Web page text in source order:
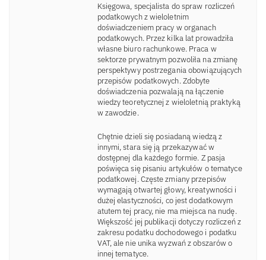
Księgowa, specjalista do spraw rozliczeń
podatkowych z wieloletnim
doświadczeniem pracy w organach
podatkowych. Przez kilka lat prowadziła
własne biuro rachunkowe. Praca w
sektorze prywatnym pozwoliła na zmianę
perspektywy postrzegania obowiązujących
przepisów podatkowych. Zdobyte
doświadczenia pozwalają na łączenie
wiedzy teoretycznej z wieloletnią praktyką
w zawodzie.
Chętnie dzieli się posiadaną wiedzą z
innymi, stara się ją przekazywać w
dostępnej dla każdego formie. Z pasja
poświęca się pisaniu artykułów o tematyce
podatkowej. Częste zmiany przepisów
wymagają otwartej głowy, kreatywności i
dużej elastyczności, co jest dodatkowym
atutem tej pracy, nie ma miejsca na nudę.
Większość jej publikacji dotyczy rozliczeń z
zakresu podatku dochodowego i podatku
VAT, ale nie unika wyzwań z obszarów o
innej tematyce.